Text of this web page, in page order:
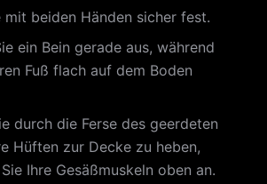
mit beiden Händen sicher fest.
ein Bein gerade aus, während
Fuß flach auf dem Boden
durch die Ferse des geerdeten
Hüften zur Decke zu heben,
Ihre Gesäßmuskeln oben an.